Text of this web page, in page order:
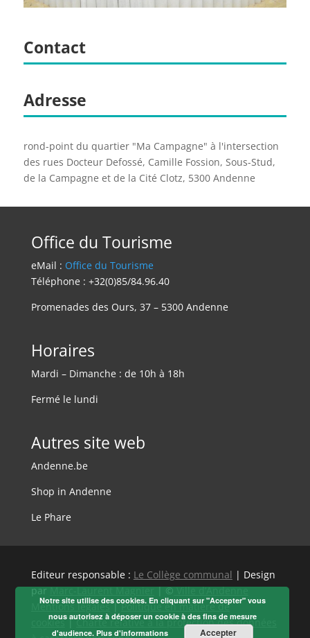
Contact
Adresse
rond-point du quartier "Ma Campagne" à l'intersection
des rues Docteur Defossé, Camille Fossion, Sous-Stud,
de la Campagne et de la Cité Clotz, 5300 Andenne
Office du Tourisme
eMail : Office du Tourisme
Téléphone : +32(0)85/84.96.40
Promenades des Ours, 37 – 5300 Andenne
Horaires
Mardi – Dimanche : de 10h à 18h
Fermé le lundi
Autres site web
Andenne.be
Shop in Andenne
Le Phare
Editeur responsable : Le Collège communal | Design
parMarc-Laurent Magnier| © Ville d’Andenne
Mentions légales|Politique en matière de
cookies|Charte relative à la protection des données
Notre site utilise des cookies. En cliquant sur "Accepter" vous
nous autorisez à déposer un cookie à des fins de mesure
d'audience. Plus d'informations Accepter